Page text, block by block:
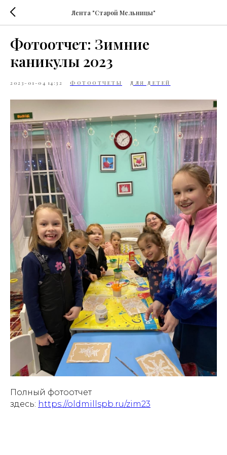
Лента "Старой Мельницы"
Фотоотчет: Зимние
каникулы 2023
2023-01-04 14:32 ФОТООТЧЕТЫ ДЛЯ ДЕТЕЙ
Полный фотоотчет
здесь: https://oldmillspb.ru/zim23